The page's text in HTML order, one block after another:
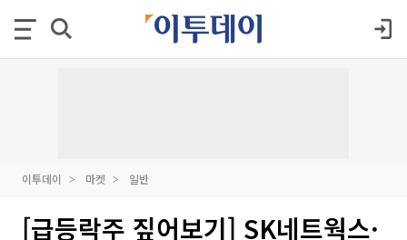
이투데이 마켓 일반
[급등락주 짚어보기] SK네트웍스·